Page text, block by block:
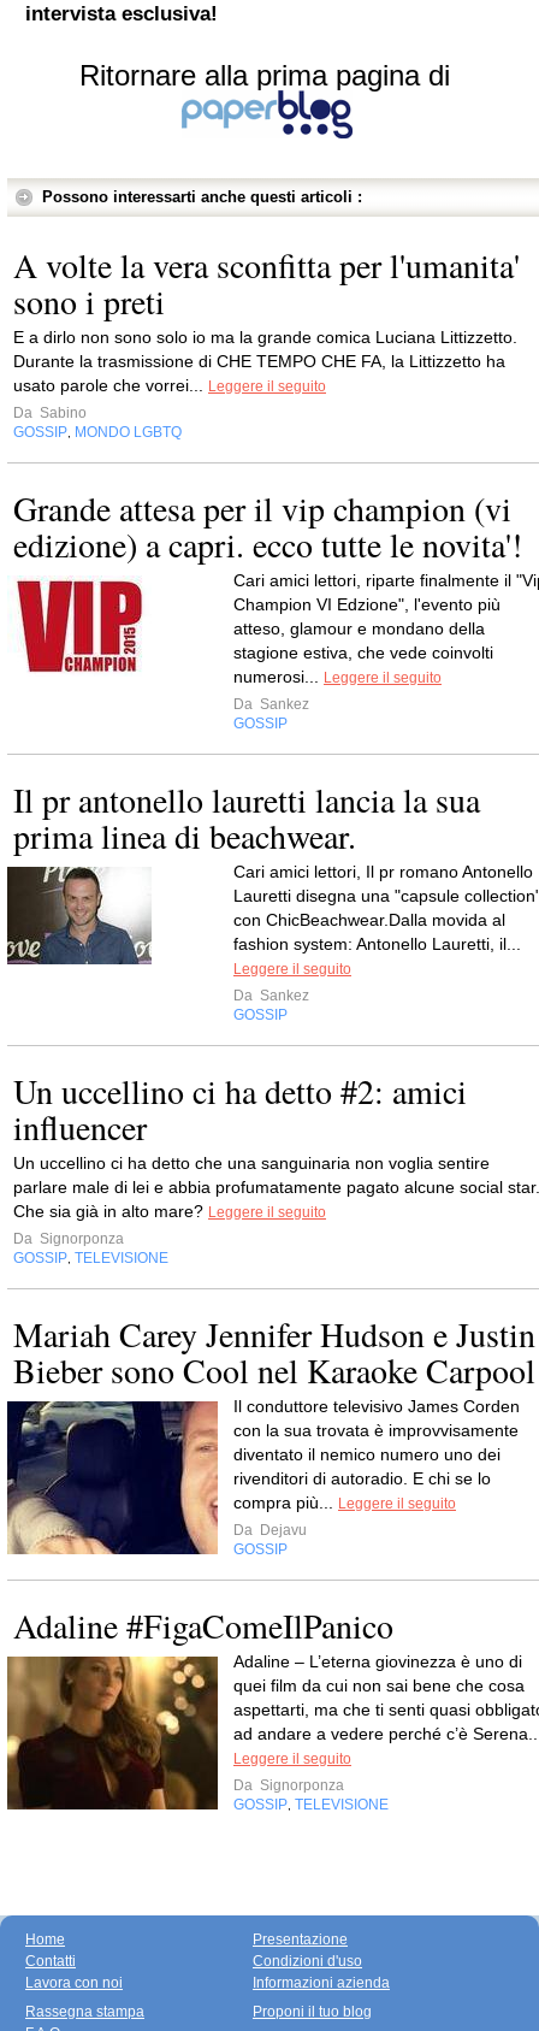
intervista esclusiva!
Ritornare alla prima pagina di
Possono interessarti anche questi articoli :
A volte la vera sconfitta per l'umanita'
sono i preti
E a dirlo non sono solo io ma la grande comica Luciana Littizzetto.
Durante la trasmissione di CHE TEMPO CHE FA, la Littizzetto ha
usato parole che vorrei...
Leggere il seguito
Da Sabino
GOSSIP MONDO LGBTQ
Grande attesa per il vip champion (vi
edizione) a capri. ecco tutte le novita'!
Cari amici lettori, riparte finalmente il
Champion VI Edzione", l'evento più
atteso, glamour e mondano della
stagione estiva, che vede coinvolti
numerosi...
Leggere il seguito
Da Sankez
GOSSIP
Il pr antonello lauretti lancia la sua
prima linea di beachwear.
Cari amici lettori, Il pr romano Antonello
Lauretti disegna una "capsule
con ChicBeachwear.Dalla movida al
fashion system: Antonello Lauretti, il...
Leggere il seguito
Da Sankez
GOSSIP
Un uccellino ci ha detto #2: amici
influencer
Un uccellino ci ha detto che una sanguinaria non voglia sentire
parlare male di lei e abbia profumatamente pagato alcune social star.
Che sia già in alto mare? Leggere il seguito
Da Signorponza
GOSSIP TELEVISIONE
Mariah Carey Jennifer Hudson e Justin
Bieber sono Cool nel Karaoke Carpool
Il conduttore televisivo James Corden
con la sua trovata è improvvisamente
diventato il nemico numero uno dei
rivenditori di autoradio. E chi se lo
compra più...
Leggere il seguito
Da Dejavu
GOSSIP
Adaline #FigaComeIlPanico
Adaline – L’eterna giovinezza è uno di
quei film da cui non sai bene che cosa
aspettarti, ma che ti senti quasi
ad andare a vedere perché c’è
Leggere il seguito
Da Signorponza
GOSSIP TELEVISIONE
Home
Contatti
Lavora con noi
Presentazione
Condizioni d'uso
Informazioni azienda
Rassegna stampa
Proponi il tuo blog